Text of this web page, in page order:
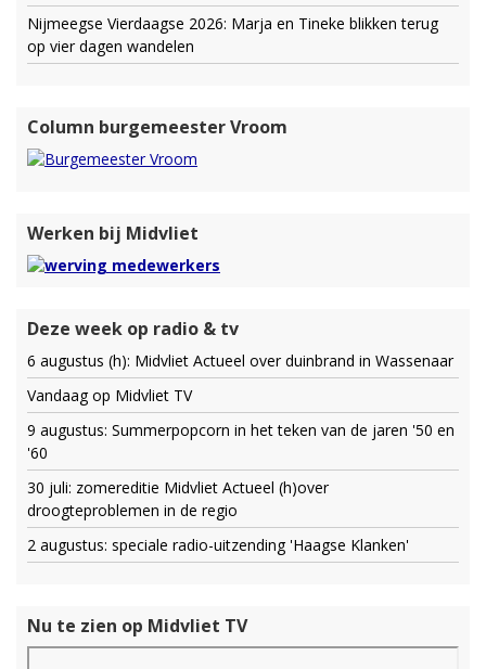
Nijmeegse Vierdaagse 2026: Marja en Tineke blikken terug
op vier dagen wandelen
Column burgemeester Vroom
Werken bij Midvliet
Deze week op radio & tv
6 augustus (h): Midvliet Actueel over duinbrand in Wassenaar
Vandaag op Midvliet TV
9 augustus: Summerpopcorn in het teken van de jaren '50 en
'60
30 juli: zomereditie Midvliet Actueel (h)over
droogteproblemen in de regio
2 augustus: speciale radio-uitzending 'Haagse Klanken'
Nu te zien op Midvliet TV